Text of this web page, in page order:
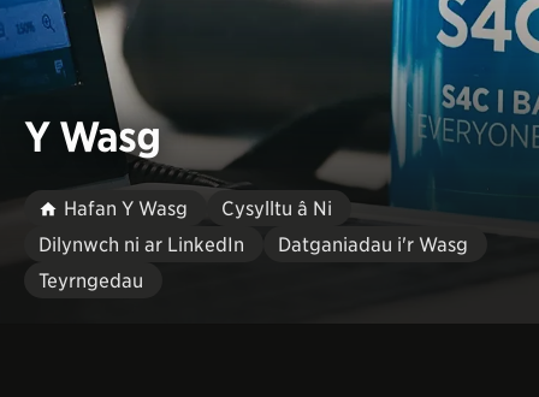
Y Wasg
Hafan Y Wasg
Cysylltu â Ni
Dilynwch ni ar LinkedIn
Datganiadau i'r Wasg
Teyrngedau